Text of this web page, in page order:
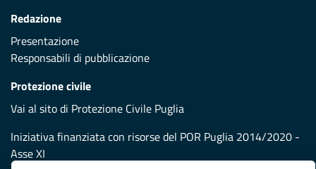
Redazione
Presentazione
Responsabili di pubblicazione
Protezione civile
Vai al sito di Protezione Civile Puglia
Iniziativa finanziata con risorse del POR Puglia 2014/2020 -
Asse XI